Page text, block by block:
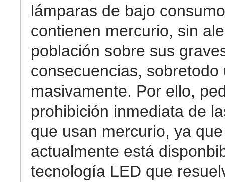
lámparas de bajo
contienen mercurio, sin
población sobre sus
consecuencias, sobretodo
masivamente. Por ello,
prohibición inmediata de
que usan mercurio, ya que
actualmente está
tecnología LED que